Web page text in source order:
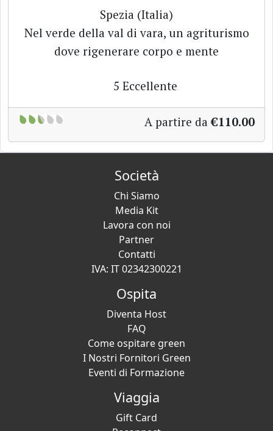
Spezia (Italia)
Nel verde della val di vara, un agriturismo
dove rigenerare corpo e mente
5 Eccellente
A partire da €110.00
Società
Chi Siamo
Media Kit
Lavora con noi
Partner
Contatti
IVA: IT 02342300221
Ospita
Diventa Host
FAQ
Come ospitare green
I Nostri Fornitori Green
Eventi di Formazione
Viaggia
Gift Card